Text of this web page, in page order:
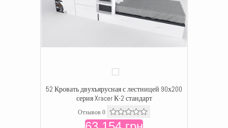
52 Кровать двухъярусная с лестницей 90х200
серия Xracer К-2 стандарт
Отзывов 0